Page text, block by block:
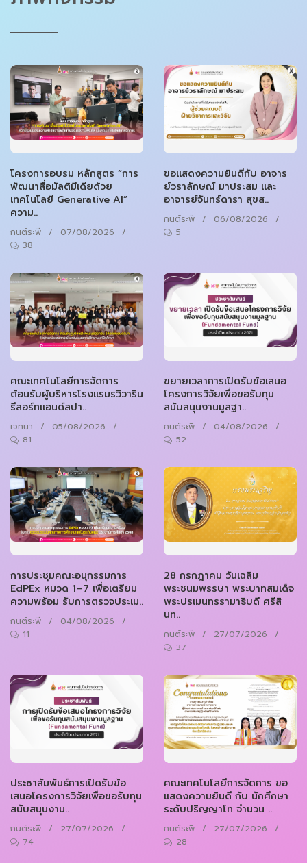
โครงการอบรม หลักสูตร “การ
พัฒนาสื่อมัลติมีเดียด้วย
เทคโนโลยี Generative AI”
ความ..
กนต์ระพี / 07/08/2026
/
38
ขอแสดงความยินดีกับ อาจาร
ย์วราลักษณ์ มาประสม และ
อาจารย์จันทร์ดารา สุขส..
กนต์ระพี / 06/08/2026
/
5
คณะเทคโนโลยีการจัดการ
ต้อนรับผู้บริหารโรงแรมรวิวาริน
รีสอร์ทแอนด์สปา..
เจทนา / 05/08/2026
/
81
ขยายเวลาการเปิดรับข้อเสนอ
โครงการวิจัยเพื่อขอรับทุน
สนับสนุนงานมูลฐา..
กนต์ระพี / 04/08/2026
/
52
การประชุมคณะอนุกรรมการ
EdPEx หมวด 1–7 เพื่อเตรียม
ความพร้อม รับการตรวจประเม..
กนต์ระพี / 04/08/2026
/
11
28 กรกฎาคม วันเฉลิม
พระชนมพรรษา พระบาทสมเด็จ
พระปรเมนทรรามาธิบดี ศรีสิ
นท..
กนต์ระพี / 27/07/2026
/
37
ประชาสัมพันธ์การเปิดรับข้อ
เสนอโครงการวิจัยเพื่อขอรับทุน
สนับสนุนงาน..
กนต์ระพี / 27/07/2026
/
74
คณะเทคโนโลยีการจัดการ ขอ
แสดงความยินดี กับ นักศึกษา
ระดับปริญญาโท จำนวน ..
กนต์ระพี / 27/07/2026
/
28